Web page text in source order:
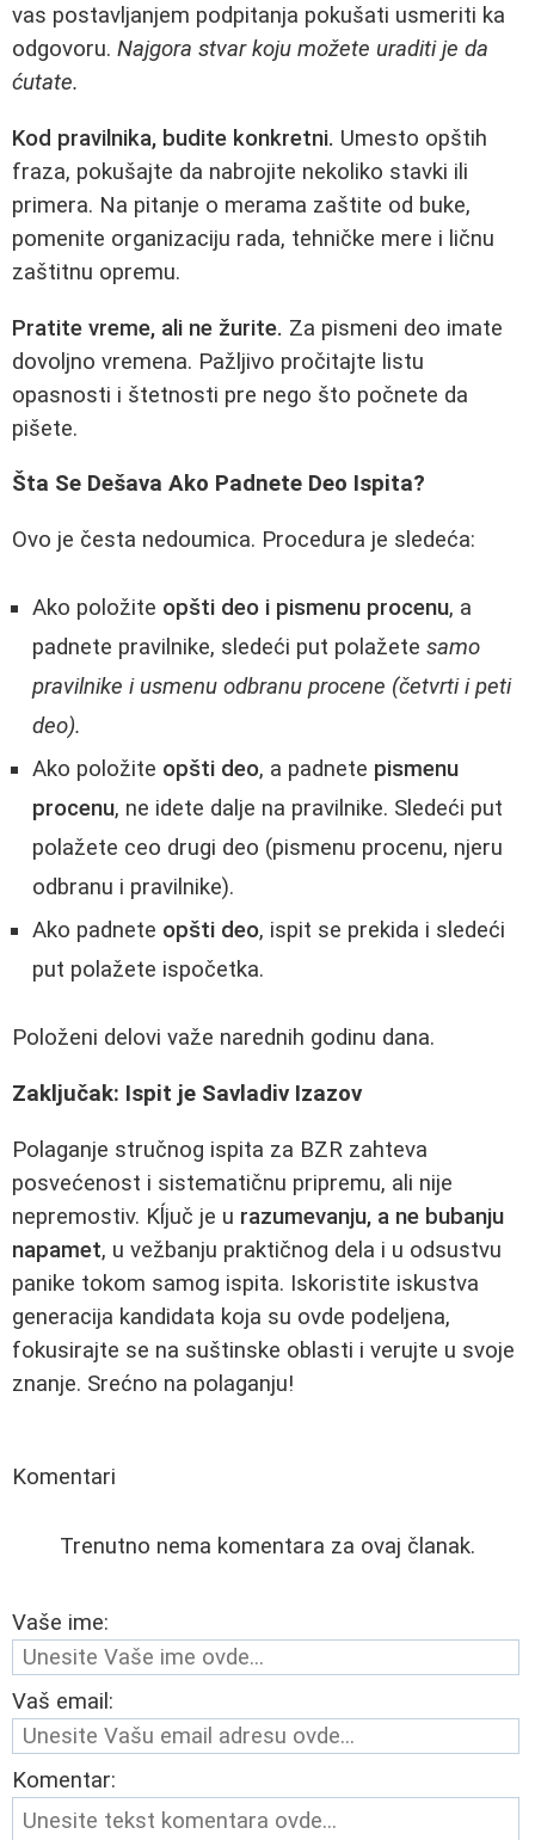
vas postavljanjem podpitanja pokušati usmeriti ka
odgovoru. Najgora stvar koju možete uraditi je da
ćutate.
Kod pravilnika, budite konkretni. Umesto opštih
fraza, pokušajte da nabrojite nekoliko stavki ili
primera. Na pitanje o merama zaštite od buke,
pomenite organizaciju rada, tehničke mere i ličnu
zaštitnu opremu.
Pratite vreme, ali ne žurite. Za pismeni deo imate
dovoljno vremena. Pažljivo pročitajte listu
opasnosti i štetnosti pre nego što počnete da
pišete.
Šta Se Dešava Ako Padnete Deo Ispita?
Ovo je česta nedoumica. Procedura je sledeća:
Ako položite opšti deo i pismenu procenu, a
padnete pravilnike, sledeći put polažete samo
pravilnike i usmenu odbranu procene (četvrti i peti
deo).
Ako položite opšti deo, a padnete pismenu
procenu, ne idete dalje na pravilnike. Sledeći put
polažete ceo drugi deo (pismenu procenu, njeru
odbranu i pravilnike).
Ako padnete opšti deo, ispit se prekida i sledeći
put polažete ispočetka.
Položeni delovi važe narednih godinu dana.
Zaključak: Ispit je Savladiv Izazov
Polaganje stručnog ispita za BZR zahteva
posvećenost i sistematičnu pripremu, ali nije
nepremostiv. Kĺjuč je u razumevanju, a ne bubanju
napamet, u vežbanju praktičnog dela i u odsustvu
panike tokom samog ispita. Iskoristite iskustva
generacija kandidata koja su ovde podeljena,
fokusirajte se na suštinske oblasti i verujte u svoje
znanje. Srećno na polaganju!
Komentari
Trenutno nema komentara za ovaj članak.
Vaše ime:
Vaš email:
Komentar: